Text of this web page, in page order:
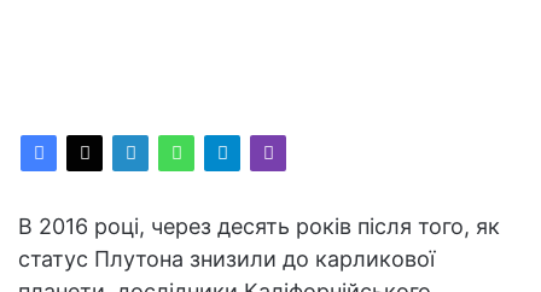
В 2016 році, через десять років після того, як
статус Плутона знизили до карликової